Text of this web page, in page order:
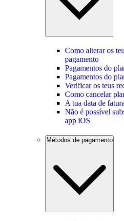
Como alterar os
pagamento
Pagamentos do
Pagamentos do
Verificar os teus
Como cancelar
A tua data de
Não é possível
app iOS
Métodos de pagamento